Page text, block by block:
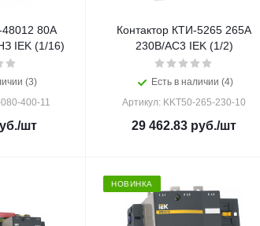
80А
IEK (1/16)
(3)
400-11
/шт
Контактор КТИ-5265 265А
230В/АС3 IEK (1/2)
Есть в наличии (4)
Артикул: KKT50-265-230-10
29 462.83 руб./шт
НОВИНКА